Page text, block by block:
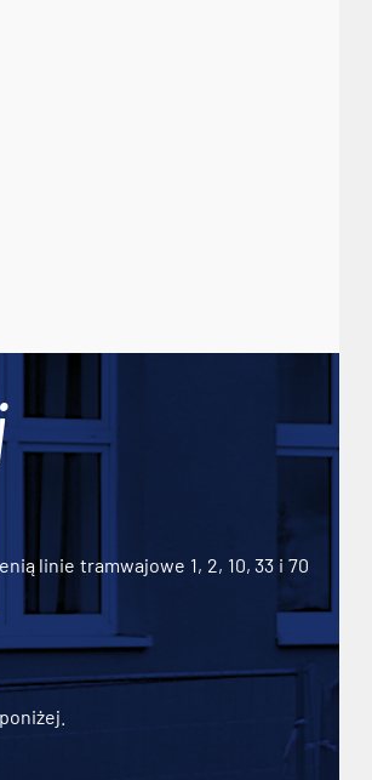
linie tramwajowe 1, 2, 10, 33 i 70